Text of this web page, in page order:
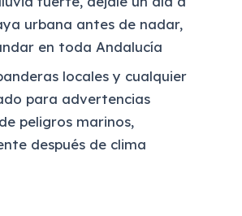
urbana antes de nadar,
en toda Andalucía
locales y cualquier
para advertencias
peligros marinos,
después de clima